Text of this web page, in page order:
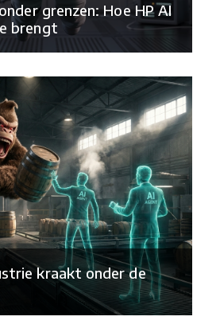
grenzen: Hoe HP AI
brengt
kraakt onder de